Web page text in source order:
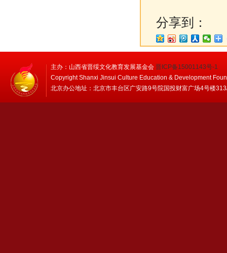
分享到：
主办：山西省晋绥文化教育发展基金会 晋ICP备15001143号-1
Copyright Shanxi Jinsui Culture Education & Development
北京办公地址：北京市丰台区广安路9号院国投财富广场4号楼